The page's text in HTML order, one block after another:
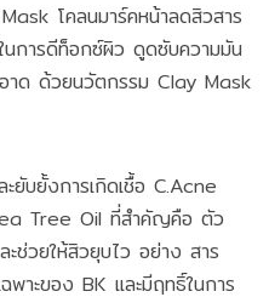
โคลนมาร์คหน้าลดสิวสาร
การดีท็อกซ์ผิว ดูดซับความมัน
าด ด้วยนวัตกรรม Clay Mask
ยับยั้งการเกิดเชื้อ C.Acne
Tree Oil ที่สำคัญคือ ตัว
ช่วยให้สิวยุบไว อย่าง สาร
พาะของ BK และมีฤทธิ์ในการ